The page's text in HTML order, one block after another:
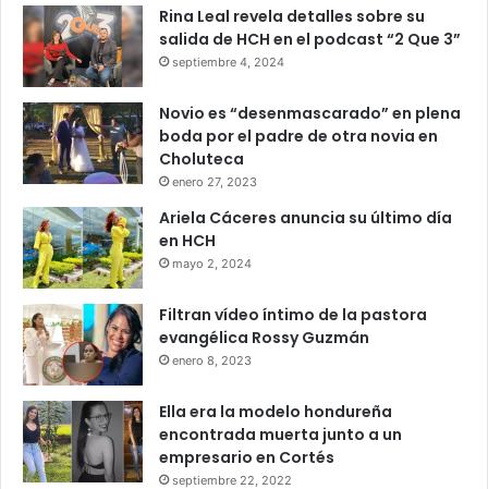
Rina Leal revela detalles sobre su
salida de HCH en el podcast “2 Que 3”
septiembre 4, 2024
Novio es “desenmascarado” en plena
boda por el padre de otra novia en
Choluteca
enero 27, 2023
Ariela Cáceres anuncia su último día
en HCH
mayo 2, 2024
Filtran vídeo íntimo de la pastora
evangélica Rossy Guzmán
enero 8, 2023
Ella era la modelo hondureña
encontrada muerta junto a un
empresario en Cortés
septiembre 22, 2022